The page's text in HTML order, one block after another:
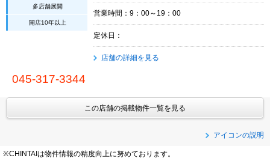
多店舗展開
開店10年以上
営業時間：9：00～19：00
定休日：
店舗の詳細を見る
045-317-3344
この店舗の掲載物件一覧を見る
アイコンの説明
※CHINTAIは物件情報の精度向上に努めております。